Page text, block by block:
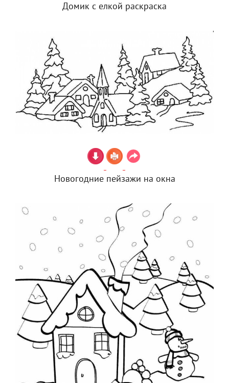
Домик с елкой раскраска
Новогодние пейзажи на окна